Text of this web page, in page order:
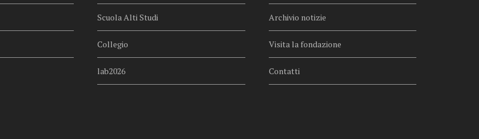
Scuola Alti Studi
Collegio
lab2026
Archivio notizie
Visita la fondazione
Contatti